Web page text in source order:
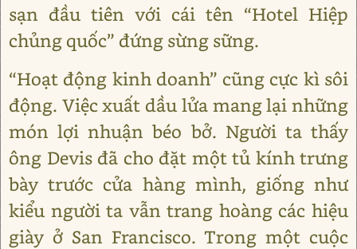
sạn đầu tiên với cái tên “Hotel Hiệp
chủng quốc” đứng sừng sững.
“Hoạt động kinh doanh” cũng cực kì sôi
động. Việc xuất dầu lửa mang lại những
món lợi nhuận béo bở. Người ta thấy
ông Devis đã cho đặt một tủ kính trưng
bày trước cửa hàng mình, giống như
kiểu người ta vẫn trang hoàng các hiệu
giày ở San Francisco. Trong một cuộc